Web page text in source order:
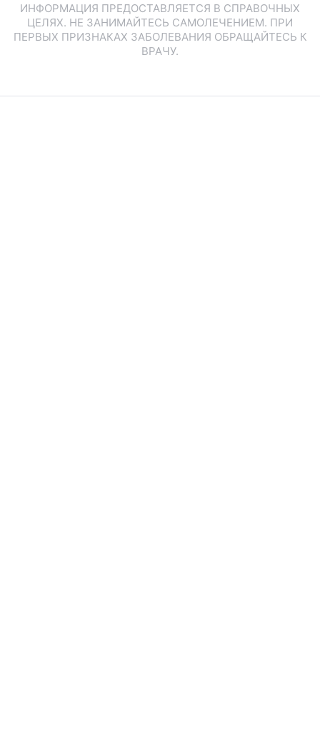
ИНФОРМАЦИЯ ПРЕДОСТАВЛЯЕТСЯ В СПРАВОЧНЫХ
ЦЕЛЯХ. НЕ ЗАНИМАЙТЕСЬ САМОЛЕЧЕНИЕМ. ПРИ
ПЕРВЫХ ПРИЗНАКАХ ЗАБОЛЕВАНИЯ ОБРАЩАЙТЕСЬ К
ВРАЧУ.